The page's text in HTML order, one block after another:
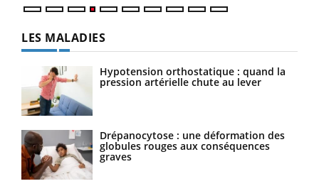
LES MALADIES
Hypotension orthostatique : quand la
pression artérielle chute au lever
Drépanocytose : une déformation des
globules rouges aux conséquences
graves